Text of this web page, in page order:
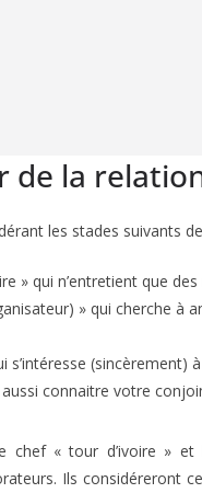
de la
les stades suivants
» qui n’entretient que
» qui cherche à
s’intéresse
connaitre votre
chef « tour d’ivoire »
Ils considéreront